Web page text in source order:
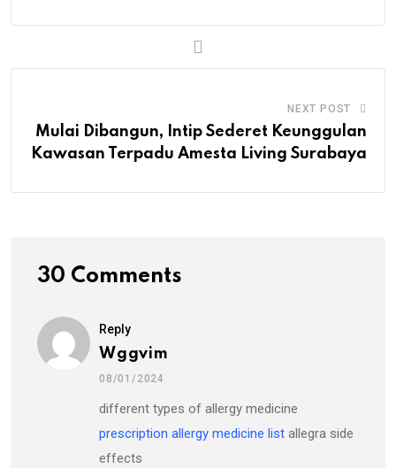
NEXT POST
Mulai Dibangun, Intip Sederet Keunggulan
Kawasan Terpadu Amesta Living Surabaya
30 Comments
Reply
Wggvim
08/01/2024
different types of allergy medicine
prescription allergy medicine list allegra side
effects